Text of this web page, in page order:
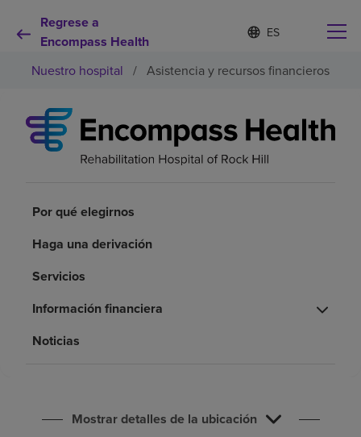
Regrese a
Encompass Health
Lista
de
contraída
d
o
s
e
e
Por qué debe elegirnos
Recursos de salud
Nuestro hospital / Asistencia y recursos financieros
Por qué elegirnos
Haga una derivación
Servicios
Información financiera
Noticias
Mostrar detalles de la ubicación